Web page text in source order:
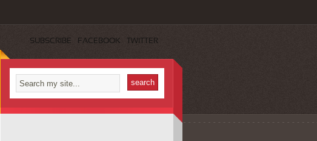
SUBSCRIBE FACEBOOK TWITTER